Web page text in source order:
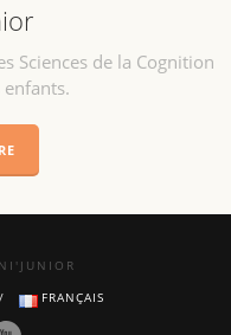
Sciences de la Cognition
FRANÇAIS